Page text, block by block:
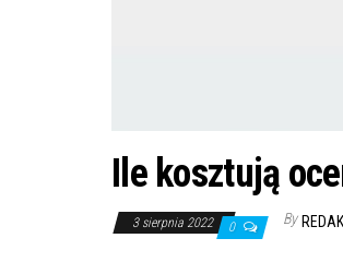
Ile kosztują
3 sierpnia 2022 0 By